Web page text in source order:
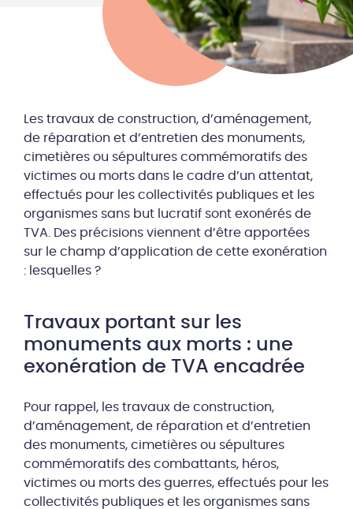
Les travaux de construction, d’aménagement,
de réparation et d’entretien des monuments,
cimetières ou sépultures commémoratifs des
victimes ou morts dans le cadre d’un attentat,
effectués pour les collectivités publiques et les
organismes sans but lucratif sont exonérés de
TVA. Des précisions viennent d’être apportées
sur le champ d’application de cette exonération
: lesquelles ?
Travaux portant sur les
monuments aux morts : une
exonération de TVA encadrée
Pour rappel, les travaux de construction,
d’aménagement, de réparation et d’entretien
des monuments, cimetières ou sépultures
commémoratifs des combattants, héros,
victimes ou morts des guerres, effectués pour les
collectivités publiques et les organismes sans